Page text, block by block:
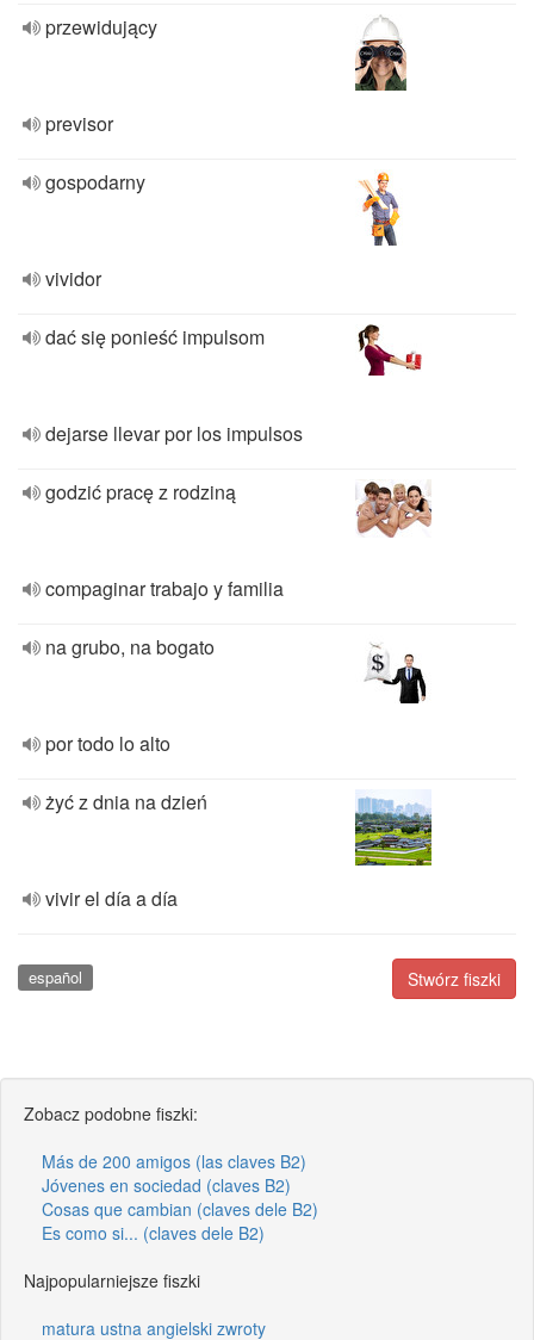
przewidujący
previsor
gospodarny
vividor
dać się ponieść impulsom
dejarse llevar por los impulsos
godzić pracę z rodziną
compaginar trabajo y familia
na grubo, na bogato
por todo lo alto
żyć z dnia na dzień
vivir el día a día
Stwórz fiszki
español
Zobacz podobne fiszki:
Más de 200 amigos (las claves B2)
Jóvenes en sociedad (claves B2)
Cosas que cambian (claves dele B2)
Es como si... (claves dele B2)
Najpopularniejsze fiszki
matura ustna angielski zwroty